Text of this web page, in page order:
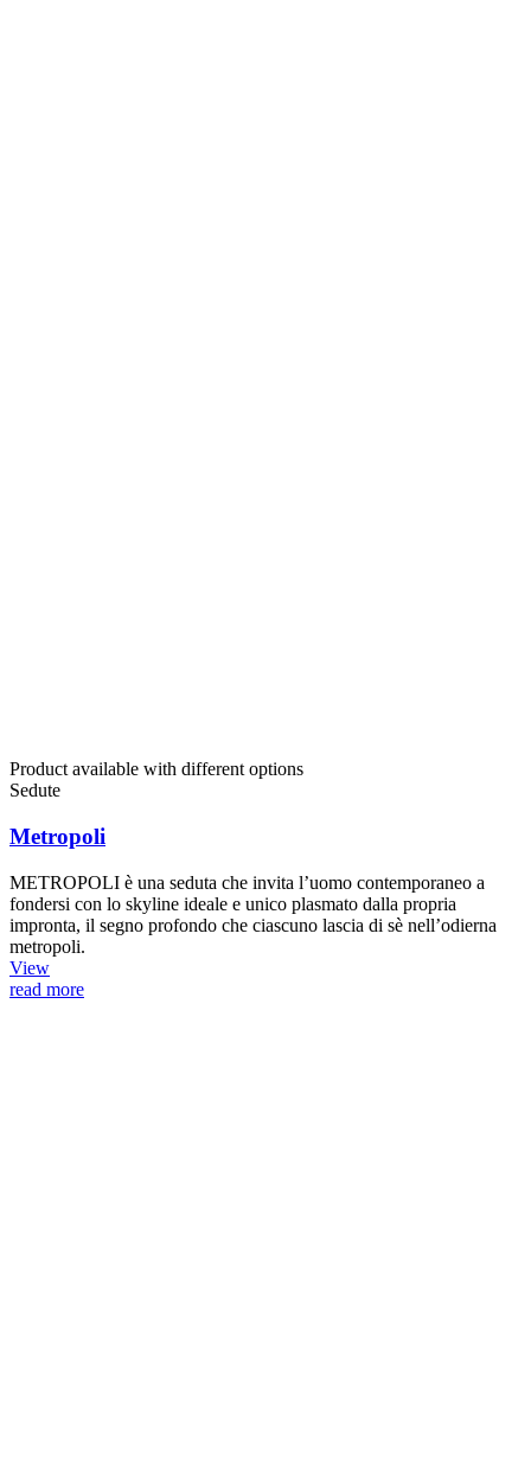
Product available with different options
Sedute
Metropoli
METROPOLI è una seduta che invita l’uomo contemporaneo a
fondersi con lo skyline ideale e unico plasmato dalla propria
impronta, il segno profondo che ciascuno lascia di sè nell’odierna
metropoli.
View
read more